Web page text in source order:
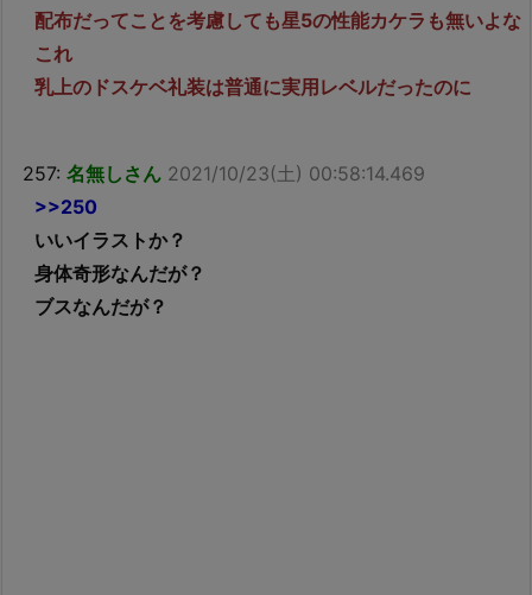
配布だってことを考慮しても星5の性能カケラも無いよな
これ
乳上のドスケベ礼装は普通に実用レベルだったのに
257: 名無しさん 2021/10/23(土) 00:58:14.469
>>250
いいイラストか？
身体奇形なんだが？
ブスなんだが？